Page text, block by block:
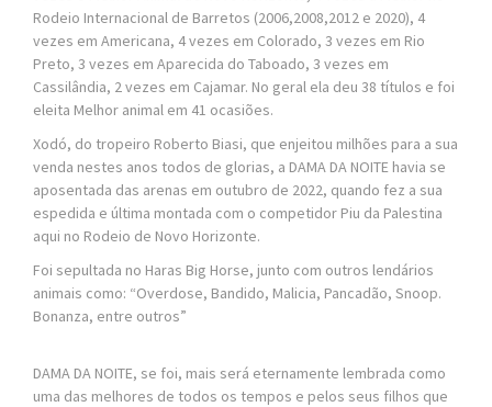
Rodeio Internacional de Barretos (2006,2008,2012 e 2020), 4
vezes em Americana, 4 vezes em Colorado, 3 vezes em Rio
Preto, 3 vezes em Aparecida do Taboado, 3 vezes em
Cassilândia, 2 vezes em Cajamar. No geral ela deu 38 títulos e foi
eleita Melhor animal em 41 ocasiões.
Xodó, do tropeiro Roberto Biasi, que enjeitou milhões para a sua
venda nestes anos todos de glorias, a DAMA DA NOITE havia se
aposentada das arenas em outubro de 2022, quando fez a sua
espedida e última montada com o competidor Piu da Palestina
aqui no Rodeio de Novo Horizonte.
Foi sepultada no Haras Big Horse, junto com outros lendários
animais como: “Overdose, Bandido, Malicia, Pancadão, Snoop.
Bonanza, entre outros”
DAMA DA NOITE, se foi, mais será eternamente lembrada como
uma das melhores de todos os tempos e pelos seus filhos que